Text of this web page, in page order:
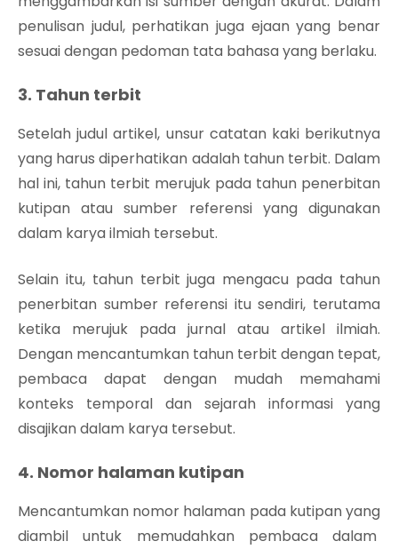
penulisan judul, perhatikan juga ejaan yang benar
sesuai dengan pedoman tata bahasa yang berlaku.
3. Tahun terbit
Setelah judul artikel, unsur catatan kaki berikutnya
yang harus diperhatikan adalah tahun terbit. Dalam
hal ini, tahun terbit merujuk pada tahun penerbitan
kutipan atau sumber referensi yang digunakan
dalam karya ilmiah tersebut.
Selain itu, tahun terbit juga mengacu pada tahun
penerbitan sumber referensi itu sendiri, terutama
ketika merujuk pada jurnal atau artikel ilmiah.
Dengan mencantumkan tahun terbit dengan tepat,
pembaca dapat dengan mudah memahami
konteks temporal dan sejarah informasi yang
disajikan dalam karya tersebut.
4. Nomor halaman kutipan
Mencantumkan nomor halaman pada kutipan yang
diambil untuk memudahkan pembaca dalam